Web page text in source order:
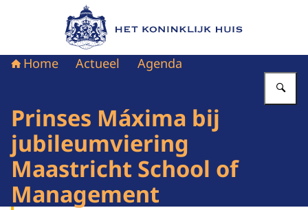
Naar de homepage van Het Koninklijk Huis
Home Actueel Agenda
Prinses Máxima bij
jubileumviering
Maastricht School of
Management